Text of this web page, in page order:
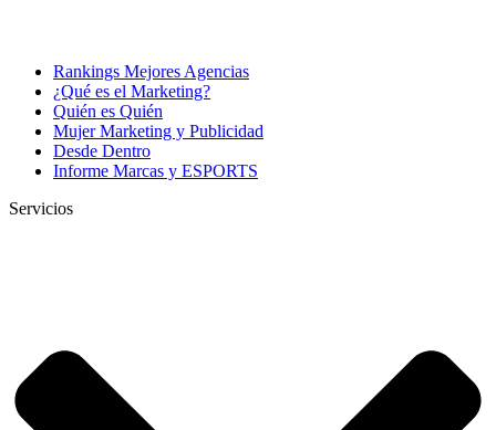
Rankings Mejores Agencias
¿Qué es el Marketing?
Quién es Quién
Mujer Marketing y Publicidad
Desde Dentro
Informe Marcas y ESPORTS
Servicios